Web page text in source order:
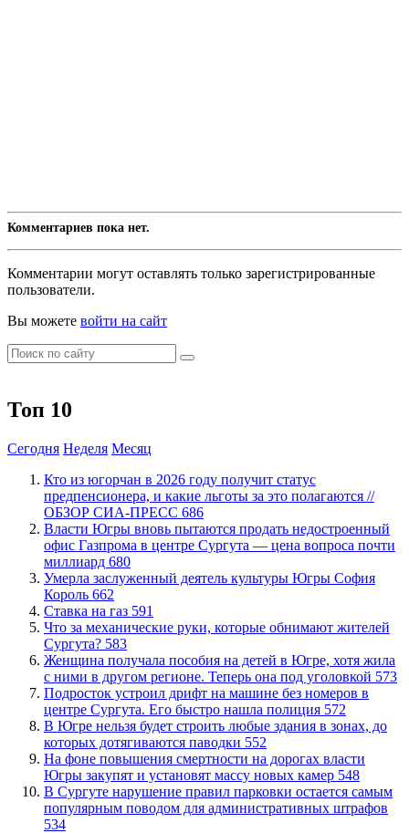
Комментариев пока нет.
Комментарии могут оставлять только зарегистрированные
пользователи.
Вы можете войти на сайт
Топ 10
Сегодня Неделя Месяц
Кто из югорчан в 2026 году получит статус
предпенсионера, и какие льготы за это полагаются //
ОБЗОР СИА-ПРЕСС 686
Власти Югры вновь пытаются продать недостроенный
офис Газпрома в центре Сургута — цена вопроса почти
миллиард 680
​Умерла заслуженный деятель культуры Югры София
Король 662
Ставка на газ 591
​Что за механические руки, которые обнимают жителей
Сургута? 583
Женщина получала пособия на детей в Югре, хотя жила
с ними в другом регионе. Теперь она под уголовкой 573
Подросток устроил дрифт на машине без номеров в
центре Сургута. Его быстро нашла полиция 572
В Югре нельзя будет строить любые здания в зонах, до
которых дотягиваются паводки 552
На фоне повышения смертности на дорогах власти
Югры закупят и установят массу новых камер 548
В Сургуте нарушение правил парковки остается самым
популярным поводом для административных штрафов
534